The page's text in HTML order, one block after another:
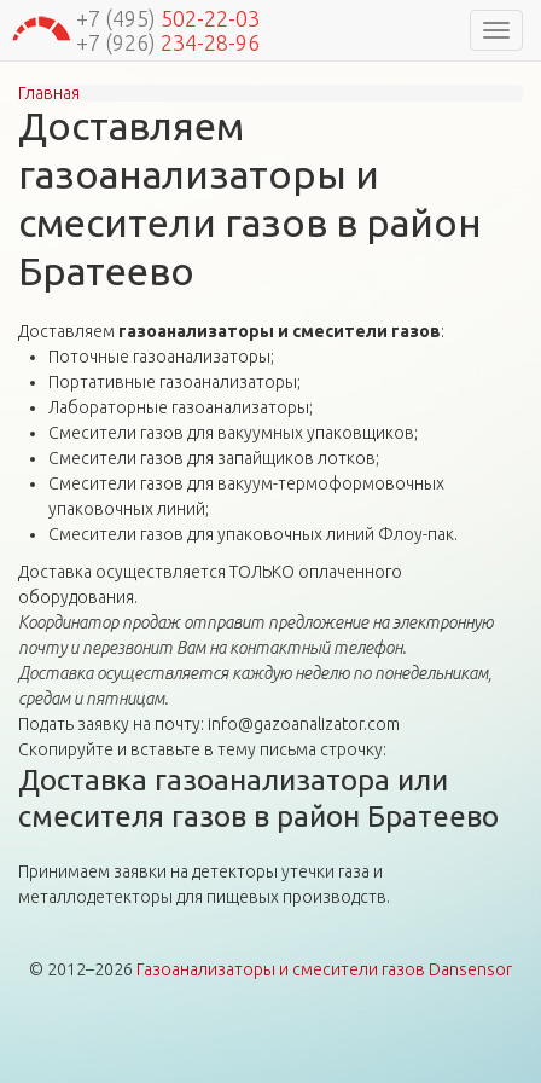
+7 (495) 502-22-03
+7 (926) 234-28-96
Вы здесь
Главная
Доставляем
газоанализаторы и
смесители газов в район
Братеево
Доставляем газоанализаторы и смесители газов:
Поточные газоанализаторы;
Портативные газоанализаторы;
Лабораторные газоанализаторы;
Смесители газов для вакуумных упаковщиков;
Смесители газов для запайщиков лотков;
Смесители газов для вакуум-термоформовочных
упаковочных линий;
Смесители газов для упаковочных линий Флоу-пак.
Доставка осуществляется ТОЛЬКО оплаченного
оборудования.
Координатор продаж отправит предложение на электронную
почту и перезвонит Вам на контактный телефон.
Доставка осуществляется каждую неделю по понедельникам,
средам и пятницам.
Подать заявку на почту: info@gazoanalizator.com
Скопируйте и вставьте в тему письма строчку:
Доставка газоанализатора или
смесителя газов в район Братеево
Принимаем заявки на детекторы утечки газа и
металлодетекторы для пищевых производств.
© 2012–2026 Газоанализаторы и смесители газов Dansensor